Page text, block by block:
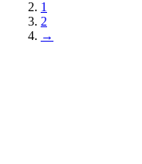
1
2
→